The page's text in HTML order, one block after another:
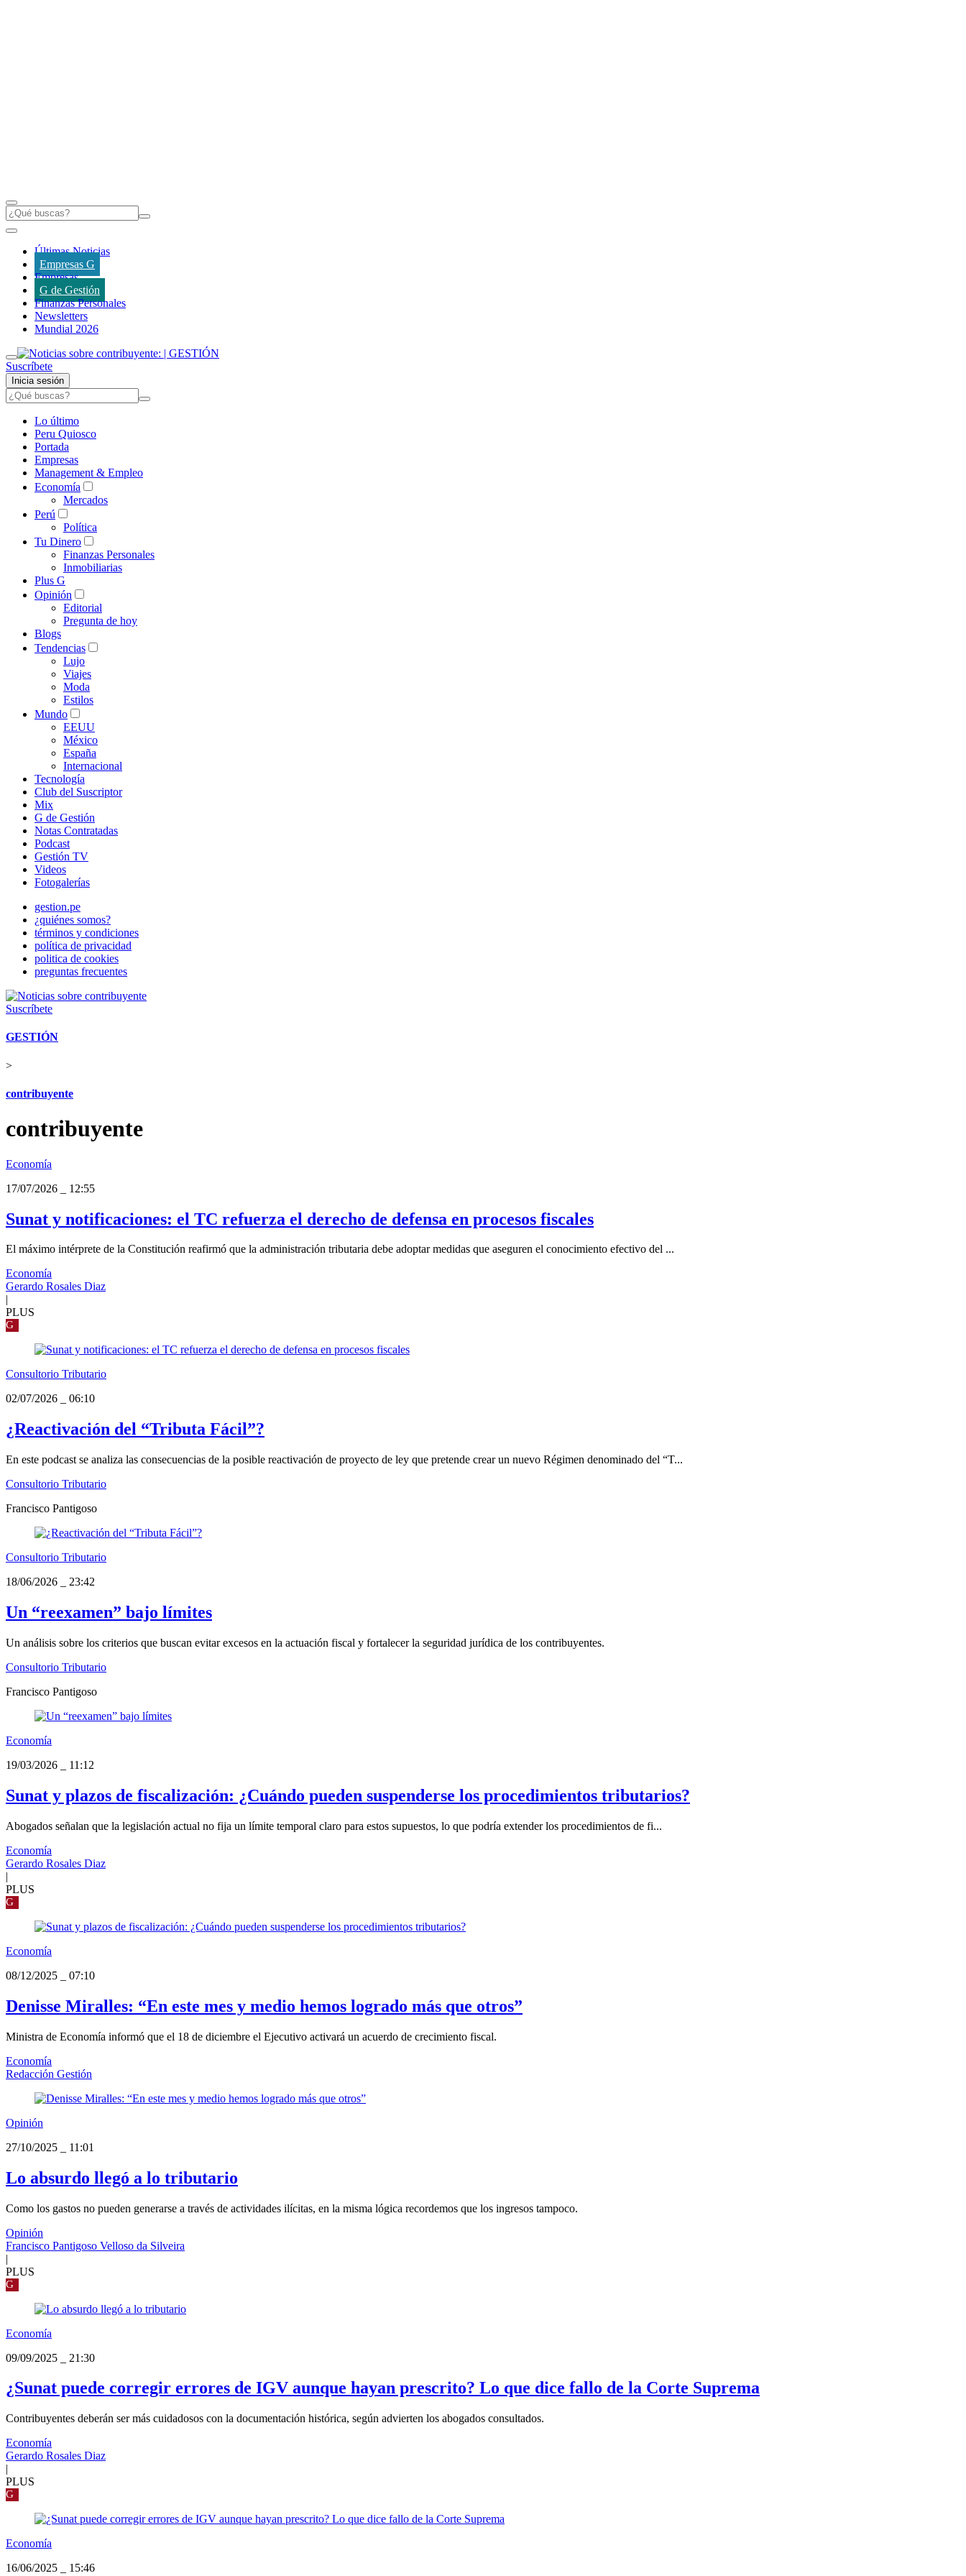
Últimas Noticias
Empresas G
Empresas
G de Gestión
Finanzas Personales
Newsletters
Mundial 2026
Suscríbete
Inicia sesión
Lo último
Peru Quiosco
Portada
Empresas
Management & Empleo
Economía
Mercados
Perú
Política
Tu Dinero
Finanzas Personales
Inmobiliarias
Plus G
Opinión
Editorial
Pregunta de hoy
Blogs
Tendencias
Lujo
Viajes
Moda
Estilos
Mundo
EEUU
México
España
Internacional
Tecnología
Club del Suscriptor
Mix
G de Gestión
Notas Contratadas
Podcast
Gestión TV
Videos
Fotogalerías
gestion.pe
¿quiénes somos?
términos y condiciones
política de privacidad
politica de cookies
preguntas frecuentes
Suscríbete
GESTIÓN
>
contribuyente
contribuyente
Economía
17/07/2026
12:55
Sunat y notificaciones: el TC refuerza el derecho de defensa en procesos fiscales
El máximo intérprete de la Constitución reafirmó que la administración tributaria debe adoptar medidas que aseguren el conocimiento efectivo del ...
Economía
Gerardo Rosales Diaz
PLUS
G
Consultorio Tributario
02/07/2026
06:10
¿Reactivación del “Tributa Fácil”?
En este podcast se analiza las consecuencias de la posible reactivación de proyecto de ley que pretende crear un nuevo Régimen denominado del “T...
Consultorio Tributario
Francisco Pantigoso
Consultorio Tributario
18/06/2026
23:42
Un “reexamen” bajo límites
Un análisis sobre los criterios que buscan evitar excesos en la actuación fiscal y fortalecer la seguridad jurídica de los contribuyentes.
Consultorio Tributario
Francisco Pantigoso
Economía
19/03/2026
11:12
Sunat y plazos de fiscalización: ¿Cuándo pueden suspenderse los procedimientos tributarios?
Abogados señalan que la legislación actual no fija un límite temporal claro para estos supuestos, lo que podría extender los procedimientos de fi...
Economía
Gerardo Rosales Diaz
|
PLUS
G
Economía
08/12/2025
07:10
Denisse Miralles: “En este mes y medio hemos logrado más que otros”
Ministra de Economía informó que el 18 de diciembre el Ejecutivo activará un acuerdo de crecimiento fiscal.
Economía
Redacción Gestión
Opinión
27/10/2025
11:01
Lo absurdo llegó a lo tributario
Como los gastos no pueden generarse a través de actividades ilícitas, en la misma lógica recordemos que los ingresos tampoco.
Opinión
Francisco Pantigoso Velloso da Silveira
|
PLUS
G
Economía
09/09/2025
21:30
¿Sunat puede corregir errores de IGV aunque hayan prescrito? Lo que dice fallo de la Corte Suprema
Contribuyentes deberán ser más cuidadosos con la documentación histórica, según advierten los abogados consultados.
Economía
Gerardo Rosales Diaz
|
PLUS
G
Economía
16/06/2025
15:46